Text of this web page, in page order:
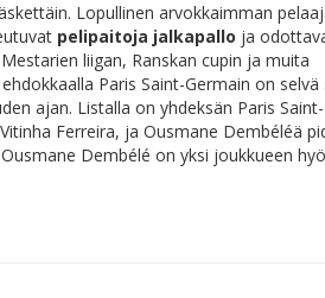
Lopullinen arvokkaimman
pelipaitoja jalkapallo ja
liigan, Ranskan cupin ja muita
Paris Saint-Germain on selvä
ajan. Listalla on yhdeksän Paris Saint-
Ferreira, ja Ousmane Dembéléä
Dembélé on yksi joukkueen